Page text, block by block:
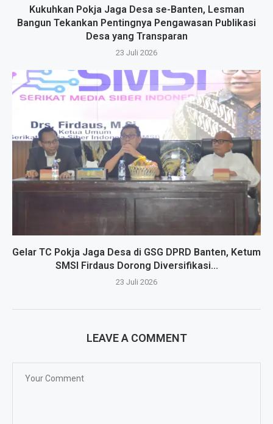
Kukuhkan Pokja Jaga Desa se-Banten, Lesman
Bangun Tekankan Pentingnya Pengawasan Publikasi
Desa yang Transparan
23 Juli 2026
Gelar TC Pokja Jaga Desa di GSG DPRD Banten, Ketum
SMSI Firdaus Dorong Diversifikasi...
23 Juli 2026
LEAVE A COMMENT